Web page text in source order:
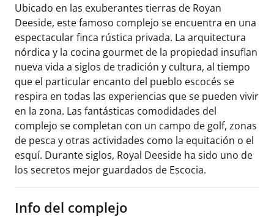
Ubicado en las exuberantes tierras de Royan
Deeside, este famoso complejo se encuentra en una
espectacular finca rústica privada. La arquitectura
nórdica y la cocina gourmet de la propiedad insuflan
nueva vida a siglos de tradición y cultura, al tiempo
que el particular encanto del pueblo escocés se
respira en todas las experiencias que se pueden vivir
en la zona. Las fantásticas comodidades del
complejo se completan con un campo de golf, zonas
de pesca y otras actividades como la equitación o el
esquí. Durante siglos, Royal Deeside ha sido uno de
los secretos mejor guardados de Escocia.
Info del complejo